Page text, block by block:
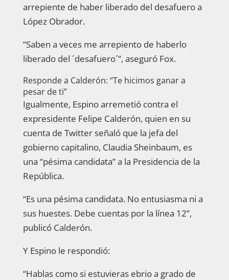
arrepiente de haber liberado del desafuero a
López Obrador.
“Saben a veces me arrepiento de haberlo
liberado del ´desafuero´”, aseguró Fox.
Responde a Calderón: “Te hicimos ganar a
pesar de ti”
Igualmente, Espino arremetió contra el
expresidente Felipe Calderón, quien en su
cuenta de Twitter señaló que la jefa del
gobierno capitalino, Claudia Sheinbaum, es
una “pésima candidata” a la Presidencia de la
República.
“Es una pésima candidata. No entusiasma ni a
sus huestes. Debe cuentas por la línea 12”,
publicó Calderón.
Y Espino le respondió:
“Hablas como si estuvieras ebrio a grado de